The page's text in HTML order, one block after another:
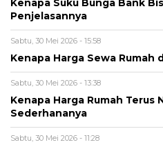
Kenapa Suku Bunga Bank
Penjelasannya
Sabtu, 30 Mei 2026 - 15:58
Kenapa Harga Sewa Rumah
Sabtu, 30 Mei 2026 - 13:38
Kenapa Harga Rumah Terus
Sederhananya
Sabtu, 30 Mei 2026 - 11:28